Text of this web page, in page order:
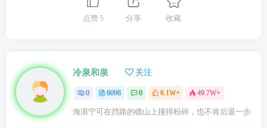
点赞 5 分享 收藏
冷泉和泉 关注
0 6098 0 6.1W+ 49.7W+
海浪宁可在挡路的礁山上撞得粉碎，也不肯后退一步